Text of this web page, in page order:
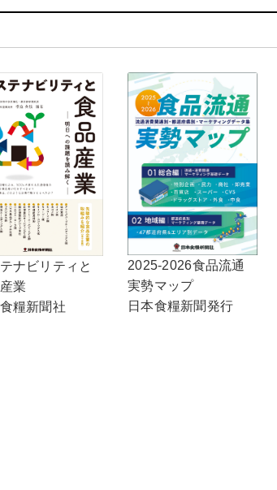
ナビリティと
業
糧新聞社
2025-2026食品流通
実勢マップ
日本食糧新聞発行